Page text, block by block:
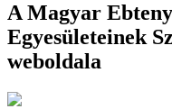
A Magyar
Egyesületeinek
weboldala